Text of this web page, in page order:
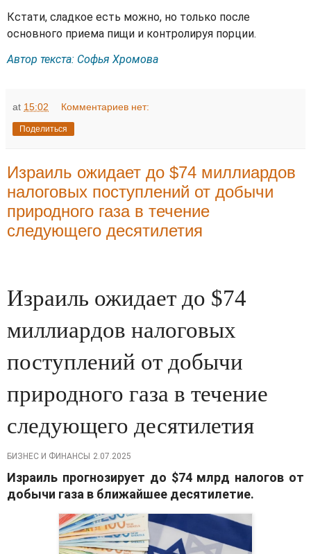
Кстати, сладкое есть можно, но только после
основного приема пищи и контролируя порции.
Автор текста: Софья Хромова
at 15:02 Комментариев нет:
Поделиться
Израиль ожидает до $74 миллиардов
налоговых поступлений от добычи
природного газа в течение
следующего десятилетия
Израиль ожидает до $74
миллиардов налоговых
поступлений от добычи
природного газа в течение
следующего десятилетия
БИЗНЕС И ФИНАНСЫ 2.07.2025
Израиль прогнозирует до $74 млрд налогов от
добычи газа в ближайшее десятилетие.